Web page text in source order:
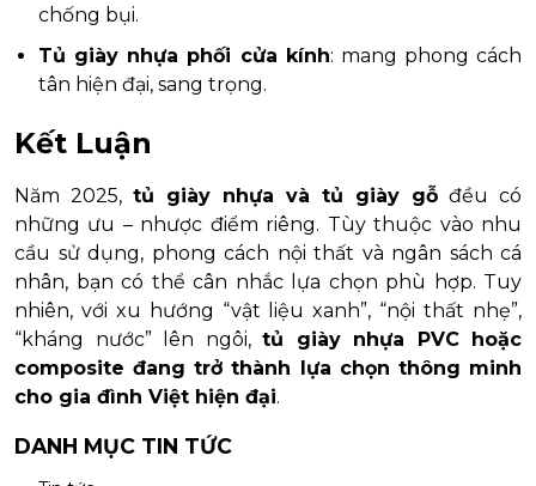
chống bụi.
Tủ giày nhựa phối cửa kính: mang phong cách
tân hiện đại, sang trọng.
Kết Luận
Năm 2025, tủ giày nhựa và tủ giày gỗ đều có
những ưu – nhược điểm riêng. Tùy thuộc vào nhu
cầu sử dụng, phong cách nội thất và ngân sách cá
nhân, bạn có thể cân nhắc lựa chọn phù hợp. Tuy
nhiên, với xu hướng “vật liệu xanh”, “nội thất nhẹ”,
“kháng nước” lên ngôi, tủ giày nhựa PVC hoặc
composite đang trở thành lựa chọn thông minh
cho gia đình Việt hiện đại.
DANH MỤC TIN TỨC